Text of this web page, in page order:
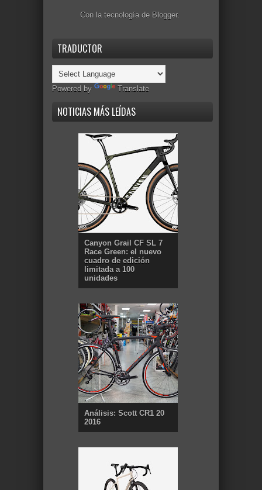
Con la tecnología de Blogger.
TRADUCTOR
Powered by Translate
NOTICIAS MÁS LEÍDAS
Canyon Grail CF SL 7
Race Green: el nuevo
cuadro de edición
limitada a 100
unidades
Análisis: Scott CR1 20
2016